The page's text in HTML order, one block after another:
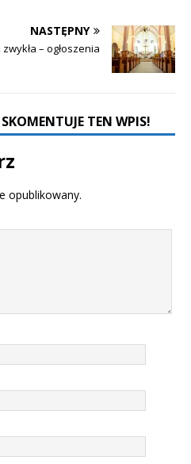
NASTĘPNY
– ogłoszenia
TEN WPIS!
opublikowany.